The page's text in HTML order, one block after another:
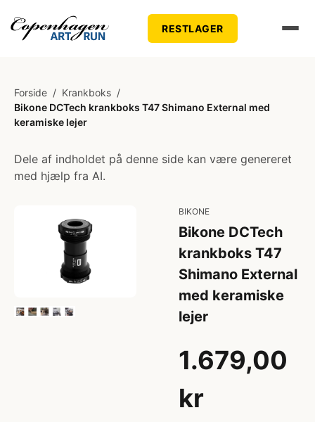
RESTLAGER
Forside / Krankboks /
Bikone DCTech krankboks T47 Shimano External med
keramiske lejer
Dele af indholdet på denne side kan være genereret
med hjælp fra AI.
BIKONE
Bikone DCTech
krankboks T47
Shimano External
med keramiske
lejer
1.679,00
kr